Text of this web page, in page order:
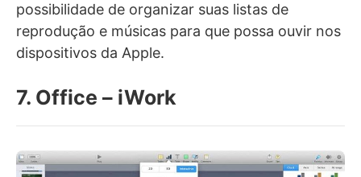
possibilidade de organizar suas listas de
reprodução e músicas para que possa ouvir nos
dispositivos da Apple.
7. Office – iWork